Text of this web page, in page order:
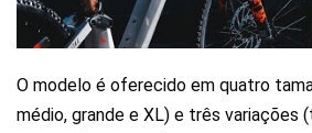
O modelo é oferecido em quatro
médio, grande e XL) e três variações